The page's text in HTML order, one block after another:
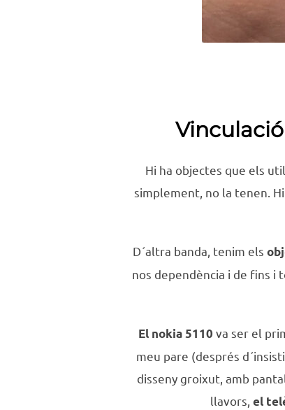
Hi ha objectes que els
simplement, no la tenen.
D´altra banda, tenim els
nos dependència i de fins i
El nokia 5110 va ser el
meu pare (després
disseny groixut, amb
llavors, el